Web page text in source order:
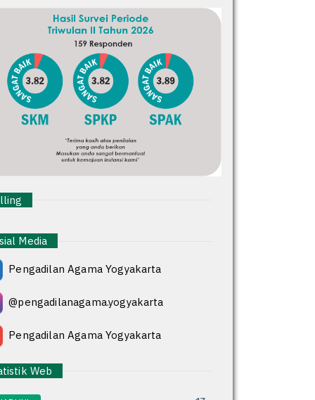
Media
Pengadilan Agama Yogyakarta
@pengadilanagama.yogyakarta
Pengadilan Agama Yogyakarta
Web